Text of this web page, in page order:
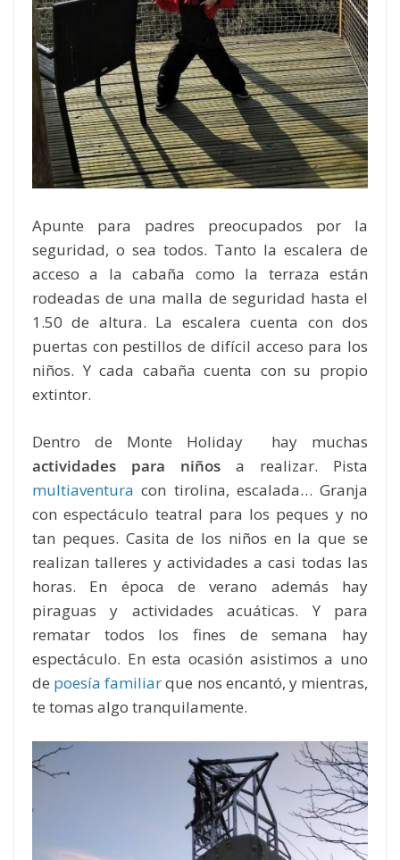
Apunte para padres preocupados por la
seguridad, o sea todos. Tanto la escalera de
acceso a la cabaña como la terraza están
rodeadas de una malla de seguridad hasta el
1.50 de altura. La escalera cuenta con dos
puertas con pestillos de difícil acceso para los
niños. Y cada cabaña cuenta con su propio
extintor.
Dentro de Monte Holiday hay muchas
actividades para niños a realizar. Pista
multiaventura con tirolina, escalada… Granja
con espectáculo teatral para los peques y no
tan peques. Casita de los niños en la que se
realizan talleres y actividades a casi todas las
horas. En época de verano además hay
piraguas y actividades acuáticas. Y para
rematar todos los fines de semana hay
espectáculo. En esta ocasión asistimos a uno
de poesía familiarque nos encantó, y mientras,
te tomas algo tranquilamente.